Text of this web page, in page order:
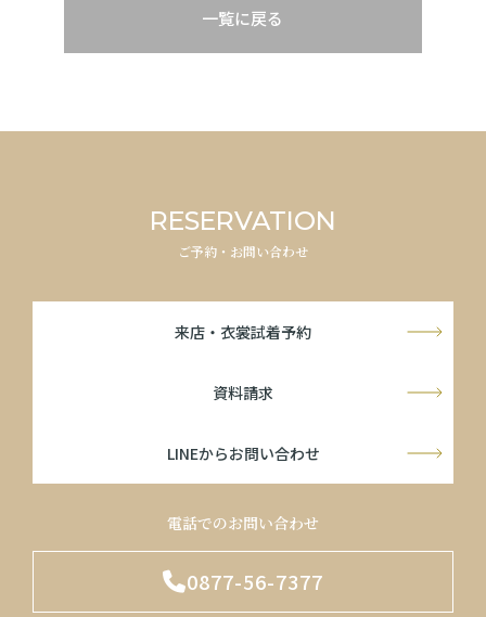
一覧に戻る
RESERVATION
ご予約・お問い合わせ
来店・衣裳試着予約
資料請求
LINEからお問い合わせ
電話でのお問い合わせ
0877-56-7377